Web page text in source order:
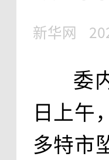
新华网
委
日上午
多特市